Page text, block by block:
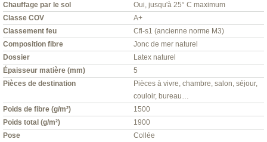
Chauffage par le sol
Oui, jusqu'à 25° C maximum
Classe COV
A+
Classement feu
Cfl-s1 (ancienne norme M3)
Composition fibre
Jonc de mer naturel
Dossier
Latex naturel
Épaisseur matière (mm)
5
Pièces de destination
Pièces à vivre, chambre, salon, séjour,
couloir, bureau…
Poids de fibre (g/m²)
1500
Poids total (g/m²)
1900
Pose
Collée